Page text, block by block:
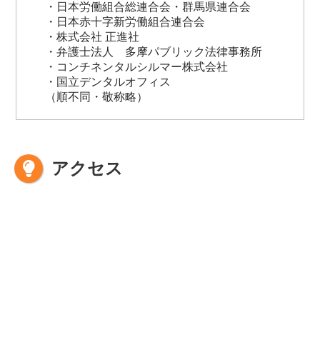
・日本労働組合総連合会・群馬県連合会
・日本赤十字新労働組合連合会
・株式会社 正進社
・弁護士法人 多摩パブリック法律事務所
・コンチネンタルシルマー株式会社
・国立デンタルオフィス
（順不同・敬称略）
アクセス